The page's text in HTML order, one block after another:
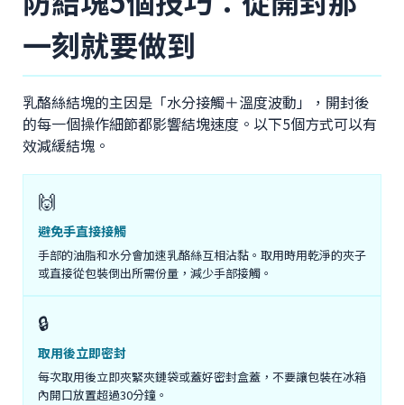
一刻就要做到
乳酪絲結塊的主因是「水分接觸＋溫度波動」，開封後
的每一個操作細節都影響結塊速度。以下5個方式可以有
效減緩結塊。
🙌
避免手直接接觸
手部的油脂和水分會加速乳酪絲互相沾黏。取用時用乾淨的夾子
或直接從包裝倒出所需份量，減少手部接觸。
🔒
取用後立即密封
每次取用後立即夾緊夾鏈袋或蓋好密封盒蓋，不要讓包裝在冰箱
內開口放置超過30分鐘。